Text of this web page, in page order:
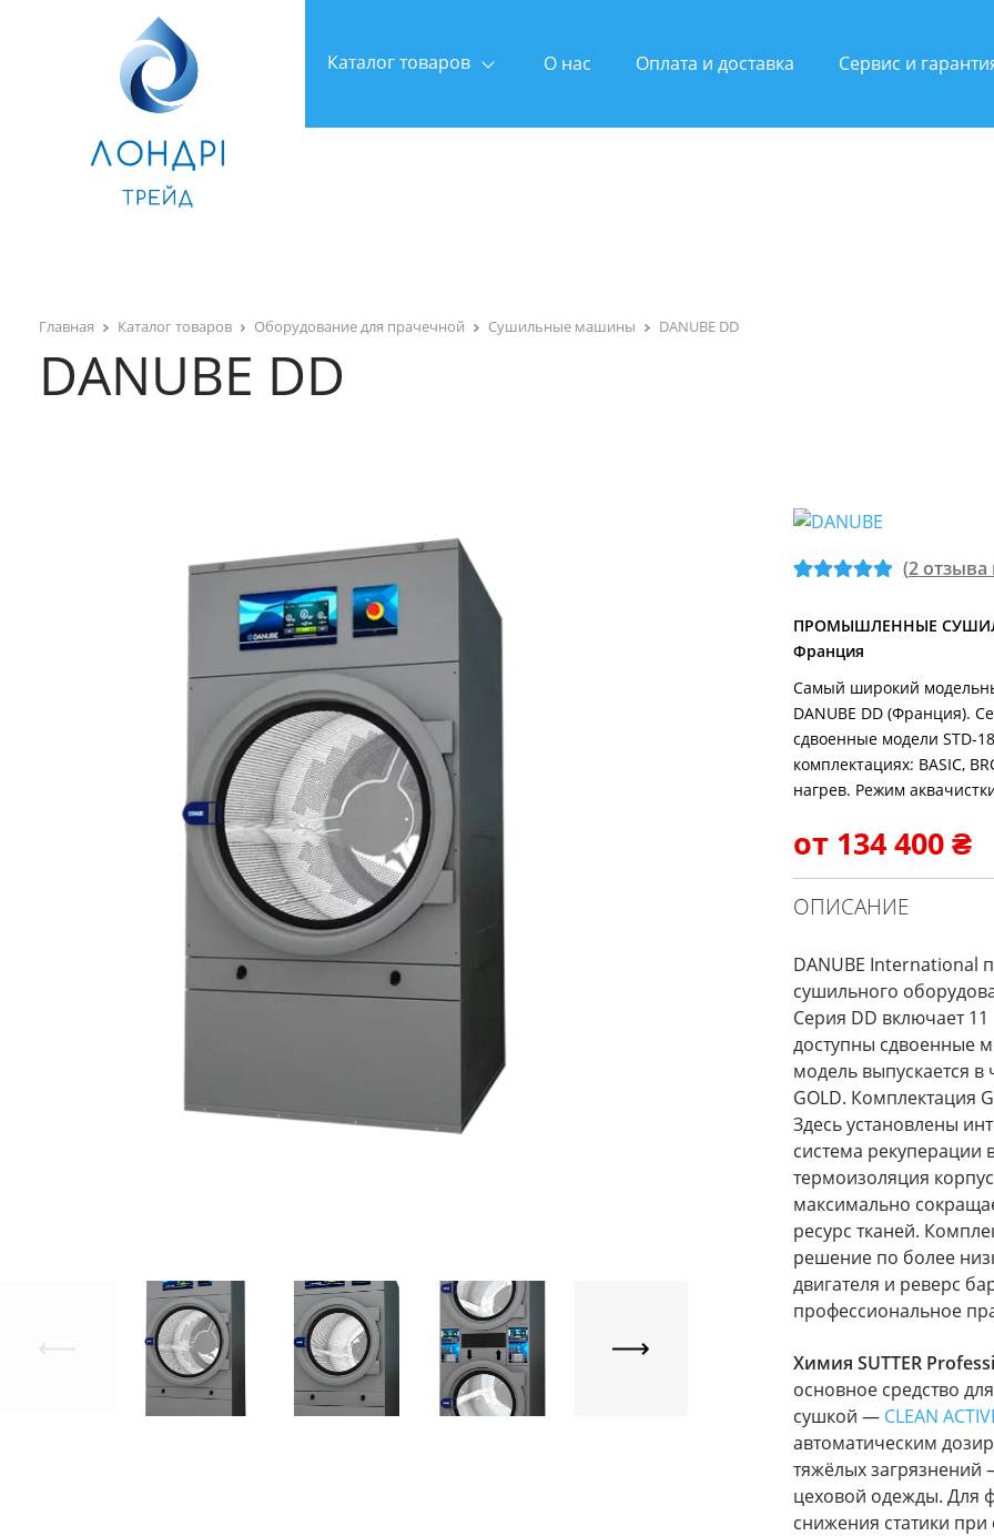
Каталог товаров О нас Оплата и доставка Сервис и
Главная Каталог товаров Оборудование для прачечной Cушильные машины DANUBE DD
DANUBE DD
5 на основе
опроса
пользовател
я
(2отзыва
от 134 400₴
ПРОМЫШЛЕННЫЕ
Франция
Самый широкий
DANUBE DD (Франция).
сдвоенные модели STD-
комплектациях: BASIC,
нагрев. Режим
ОПИСАНИЕ
DANUBE International
сушильного
Серия DD включает
доступны сдвоенные
модель выпускается в
GOLD. Комплектация
Здесь установлены
система
термоизоляция
максимально
ресурс тканей.
решение по более
двигателя и реверс
профессиональное
Химия SUTTER
основное средство
сушкой — CLEAN
автоматическим
тяжёлых загрязнений
цеховой одежды. Для
снижения статики